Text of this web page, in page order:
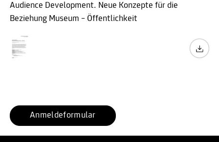
Audience Development. Neue Konzepte für die
Beziehung Museum – Öffentlichkeit
Anmeldeformular